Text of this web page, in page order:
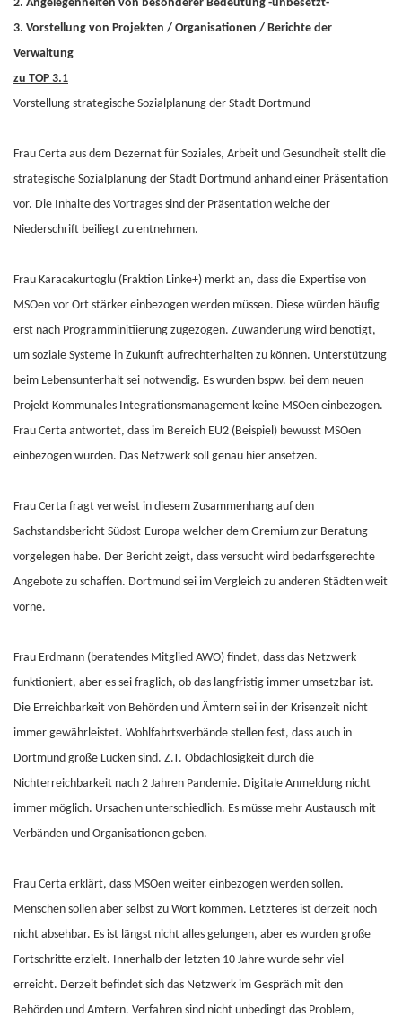
2. Angelegenheiten von besonderer Bedeutung -unbesetzt-
3. Vorstellung von Projekten / Organisationen / Berichte der
Verwaltung
zu TOP 3.1
Vorstellung strategische Sozialplanung der Stadt Dortmund
Frau Certa aus dem Dezernat für Soziales, Arbeit und Gesundheit stellt die
strategische Sozialplanung der Stadt Dortmund anhand einer Präsentation
vor. Die Inhalte des Vortrages sind der Präsentation welche der
Niederschrift beiliegt zu entnehmen.
Frau Karacakurtoglu (Fraktion Linke+) merkt an, dass die Expertise von
MSOen vor Ort stärker einbezogen werden müssen. Diese würden häufig
erst nach Programminitiierung zugezogen. Zuwanderung wird benötigt,
um soziale Systeme in Zukunft aufrechterhalten zu können. Unterstützung
beim Lebensunterhalt sei notwendig. Es wurden bspw. bei dem neuen
Projekt Kommunales Integrationsmanagement keine MSOen einbezogen.
Frau Certa antwortet, dass im Bereich EU2 (Beispiel) bewusst MSOen
einbezogen wurden. Das Netzwerk soll genau hier ansetzen.
Frau Certa fragt verweist in diesem Zusammenhang auf den
Sachstandsbericht Südost-Europa welcher dem Gremium zur Beratung
vorgelegen habe. Der Bericht zeigt, dass versucht wird bedarfsgerechte
Angebote zu schaffen. Dortmund sei im Vergleich zu anderen Städten weit
vorne.
Frau Erdmann (beratendes Mitglied AWO) findet, dass das Netzwerk
funktioniert, aber es sei fraglich, ob das langfristig immer umsetzbar ist.
Die Erreichbarkeit von Behörden und Ämtern sei in der Krisenzeit nicht
immer gewährleistet. Wohlfahrtsverbände stellen fest, dass auch in
Dortmund große Lücken sind. Z.T. Obdachlosigkeit durch die
Nichterreichbarkeit nach 2 Jahren Pandemie. Digitale Anmeldung nicht
immer möglich. Ursachen unterschiedlich. Es müsse mehr Austausch mit
Verbänden und Organisationen geben.
Frau Certa erklärt, dass MSOen weiter einbezogen werden sollen.
Menschen sollen aber selbst zu Wort kommen. Letzteres ist derzeit noch
nicht absehbar. Es ist längst nicht alles gelungen, aber es wurden große
Fortschritte erzielt. Innerhalb der letzten 10 Jahre wurde sehr viel
erreicht. Derzeit befindet sich das Netzwerk im Gespräch mit den
Behörden und Ämtern. Verfahren sind nicht unbedingt das Problem,